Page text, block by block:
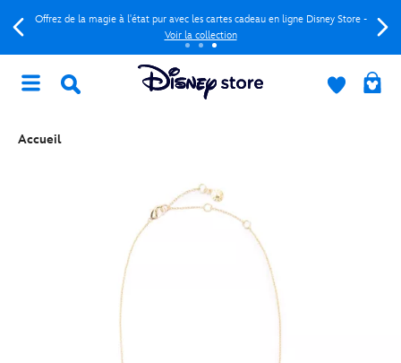
Offrez de la magie à l'état pur avec les cartes cadeau en ligne Disney Store -
Voir la collection
Accueil